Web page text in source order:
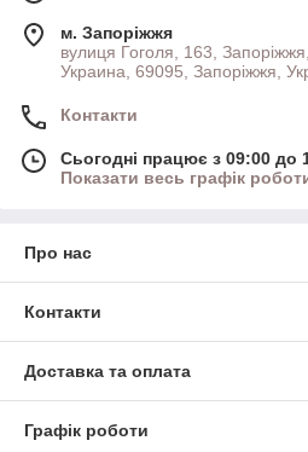
м. Запоріжжя
вулиця Гоголя, 163,
Украина, 69095, Запоріжжя,
Контакти
Сьогодні працює з 09:00 до
Показати весь графік
Про нас
Контакти
Доставка та оплата
Графік роботи